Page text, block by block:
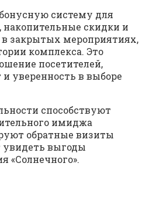
систему для
скидки и
закрытых мероприятиях,
комплекса. Это
посетителей,
уверенность в выборе
способствуют
имиджа
обратные визиты
увидеть выгоды
«Солнечного».